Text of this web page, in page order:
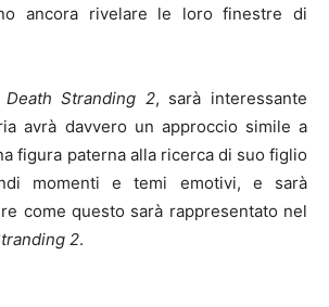
ancora rivelare le loro finestre di
Death Stranding 2, sarà interessante
avrà davvero un approccio simile a
figura paterna alla ricerca di suo figlio
momenti e temi emotivi, e sarà
come questo sarà rappresentato nel
2.